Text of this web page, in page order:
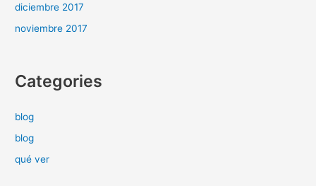
diciembre 2017
noviembre 2017
Categories
blog
blog
qué ver